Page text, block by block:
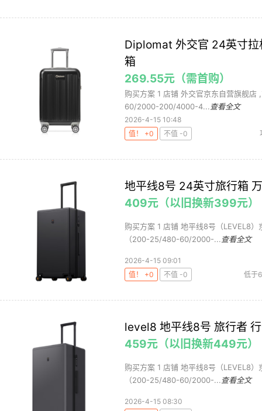
Diplomat 外交官 24英寸
箱
269.55元（需首购）
购买方案 1 店铺 外交官京东自营旗舰
60/2000-200/4000-4... 查看全文
2026-4-15 10:48
值！ +0
不值 -0
地平线8号 24英寸旅行箱
409元（以旧换新399元）
购买方案 1 店铺 地平线8号（LEVEL8
（200-25/480-60/2000-... 查看全文
2026-4-15 09:01
值！ +0
不值 -0 低于
level8 地平线8号 旅行者
459元（以旧换新449元）
购买方案 1 店铺 地平线8号（LEVEL8
（200-25/480-60/2000-... 查看全文
2026-4-15 08:30